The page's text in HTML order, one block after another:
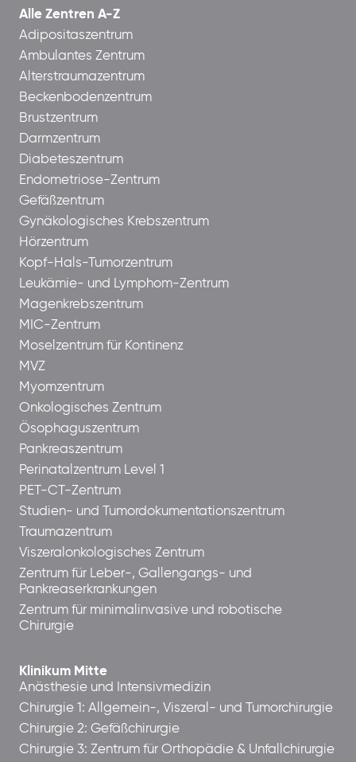
Alle Zentren A-Z
Adipositaszentrum
Ambulantes Zentrum
Alterstraumazentrum
Beckenbodenzentrum
Brustzentrum
Darmzentrum
Diabeteszentrum
Endometriose-Zentrum
Gefäßzentrum
Gynäkologisches Krebszentrum
Hörzentrum
Kopf-Hals-Tumorzentrum
Leukämie- und Lymphom-Zentrum
Magenkrebszentrum
MIC-Zentrum
Moselzentrum für Kontinenz
MVZ
Myomzentrum
Onkologisches Zentrum
Ösophaguszentrum
Pankreaszentrum
Perinatalzentrum Level 1
PET-CT-Zentrum
Studien- und Tumordokumentationszentrum
Traumazentrum
Viszeralonkologisches Zentrum
Zentrum für Leber-, Gallengangs- und
Pankreaserkrankungen
Zentrum für minimalinvasive und robotische
Chirurgie
Klinikum Mitte
Anästhesie und Intensivmedizin
Chirurgie 1: Allgemein-, Viszeral- und Tumorchirurgie
Chirurgie 2: Gefäßchirurgie
Chirurgie 3: Zentrum für Orthopädie & Unfallchirurgie